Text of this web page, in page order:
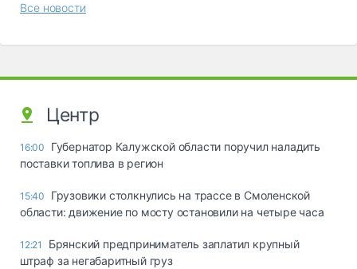
Все новости
Центр
16:00
Губернатор Калужской области поручил наладить
поставки топлива в регион
15:40
Грузовики столкнулись на трассе в Смоленской
области: движение по мосту остановили на четыре часа
12:21
Брянский предприниматель заплатил крупный
штраф за негабаритный груз